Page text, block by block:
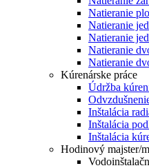
Natieranie
Natieranie
Natieranie
Natieranie
Natieranie
Kúrenárske práce
Údržba
Inštalácia
Inštalácia
Inštalácia
Hodinový majster/